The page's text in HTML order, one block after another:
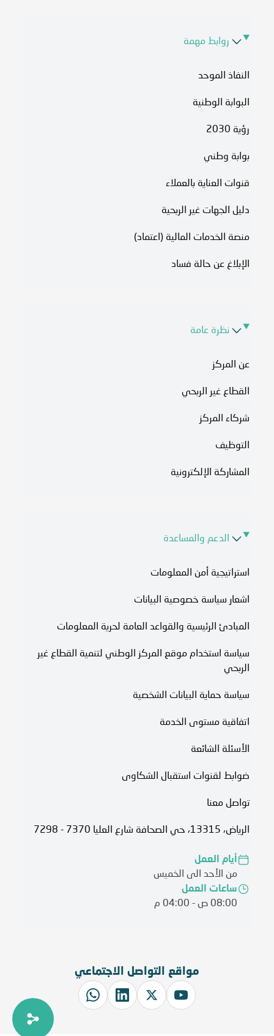
روابط مهمة
النفاذ الموحد
البوابة الوطنية
رؤية 2030
بوابة وطني
قنوات العناية بالعملاء
دليل الجهات غير الربحية
منصة الخدمات المالية (اعتماد)
الإبلاغ عن حالة فساد
نظرة عامة
عن المركز
القطاع غير الربحي
شركاء المركز
التوظيف
المشاركة الإلكترونية
الدعم والمساعدة
استراتيجية أمن المعلومات
اشعار سياسة خصوصية البيانات
المبادئ الرئيسية والقواعد العامة لحرية المعلومات
سياسة استخدام موقع المركز الوطني لتنمية القطاع غير
الربحي
سياسة حماية البيانات الشخصية
اتفاقية مستوى الخدمة​
الأسئلة الشائعة
ضوابط لقنوات استقبال الشكاوى
تواصل معنا
الرياض، 13315، حي الصحافة شارع العليا 7370 - 7298
أيام العمل
من الأحد الى الخميس
ساعات العمل
08:00 ص - 04:00 م
مواقع التواصل الاجتماعي